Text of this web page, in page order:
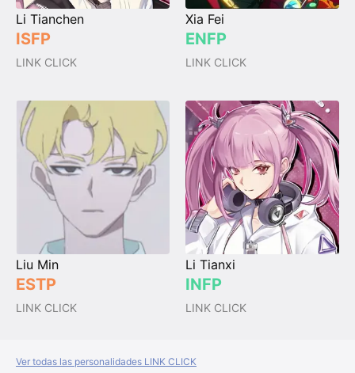
Li Tianchen
ISFP
LINK CLICK
Xia Fei
ENFP
LINK CLICK
Liu Min
ESTP
LINK CLICK
Li Tianxi
INFP
LINK CLICK
Ver todas las personalidades LINK CLICK